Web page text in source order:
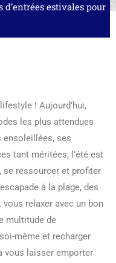
estivales pour
! Aujourd’hui,
les plus attendues
ensoleillées, ses
tant méritées, l’été est
se ressourcer et profiter
à la plage, des
relaxer avec un bon
multitude de
même et recharger
vous laisser emporter